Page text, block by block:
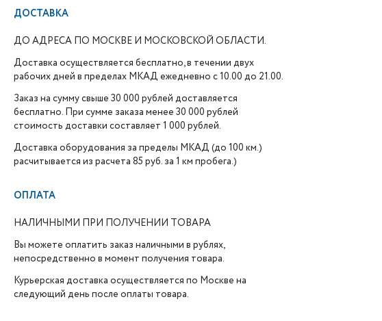
ДОСТАВКА
ДО АДРЕСА ПО МОСКВЕ И МОСКОВСКОЙ ОБЛАСТИ.
Доставка осуществляется бесплатно, в течении двух
рабочих дней в пределах МКАД ежедневно с 10.00 до 21.00.
Заказ на сумму свыше 30 000 рублей доставляется
бесплатно. При сумме заказа менее 30 000 рублей
стоимость доставки составляет 1 000 рублей.
Доставка оборудования за пределы МКАД (до 100 км.)
расчитывается из расчета 85 руб. за 1 км пробега.)
ОПЛАТА
НАЛИЧНЫМИ ПРИ ПОЛУЧЕНИИ ТОВАРА
Вы можете оплатить заказ наличными в рублях,
непосредственно в момент получения товара.
Курьерская доставка осуществляется по Москве на
следующий день после оплаты товара.